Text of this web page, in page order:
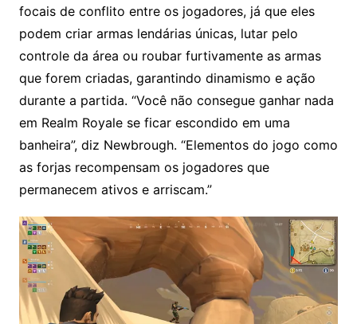
focais de conflito entre os jogadores, já que eles
podem criar armas lendárias únicas, lutar pelo
controle da área ou roubar furtivamente as armas
que forem criadas, garantindo dinamismo e ação
durante a partida. “Você não consegue ganhar nada
em Realm Royale se ficar escondido em uma
banheira”, diz Newbrough. “Elementos do jogo como
as forjas recompensam os jogadores que
permanecem ativos e arriscam.”